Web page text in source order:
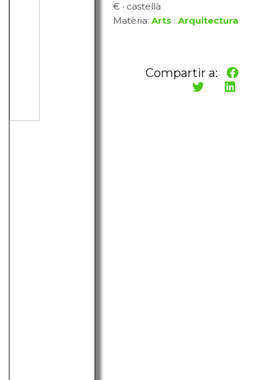
€ · castellà
Matèria:Arts :Arquitectura
Compartir a: